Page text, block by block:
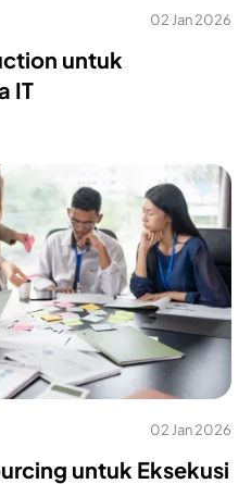
02 Jan 2026
untuk
IT
02 Jan 2026
untuk Eksekusi